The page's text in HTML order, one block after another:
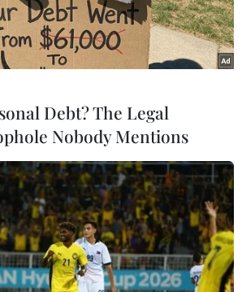
MỤC
máy tại Đắk Lắk
vong
thông tin 7 cá
rõ nguồn gốc
Debt? The Legal
Nobody Mentions